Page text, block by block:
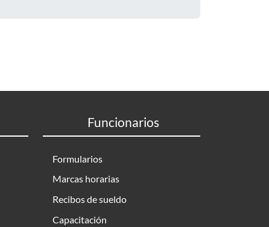
Funcionarios
Formularios
Marcas horarias
Recibos de sueldo
Capacitación